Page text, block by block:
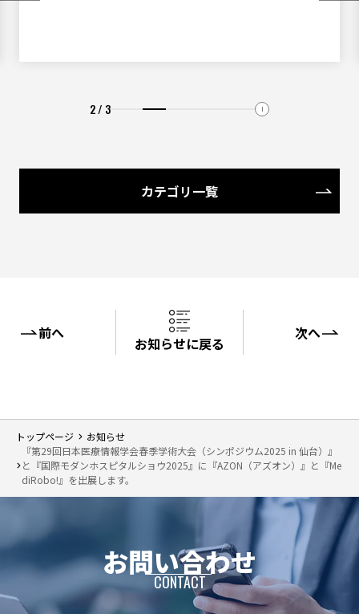
トップページ
お知らせ
『第29回日本医療情報学会春季学術大会（シンポジウム2025 in 仙台）』
と『国際モダンホスピタルショウ2025』に『AZON（アズオン）』と『Me
diRobo!』を出展します。
2 / 3
カテゴリ一覧
前へ
お知らせに戻る
次へ
お問い合わせ
CONTACT